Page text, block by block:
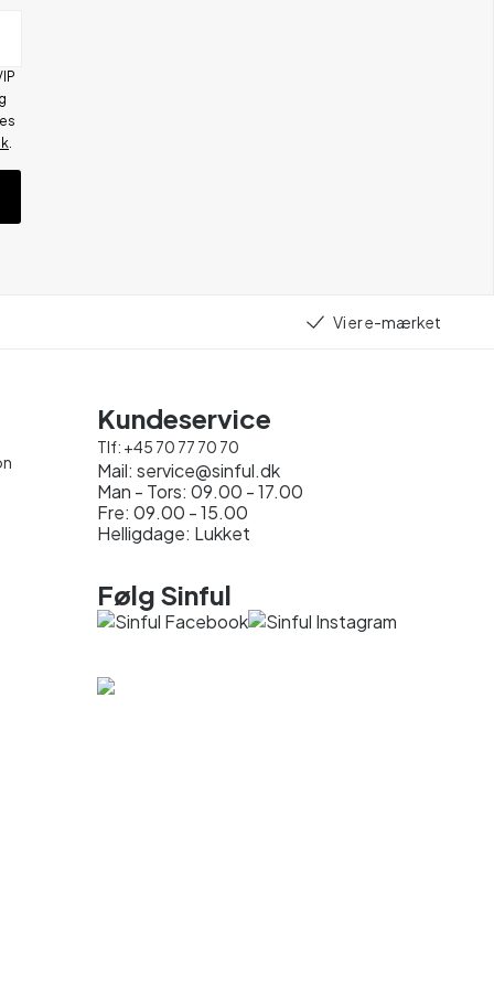
Vi er e-mærket
Kundeservice
Tlf: +45 70 77 70 70
Mail: service@sinful.dk
Man - Tors: 09.00 - 17.00
Fre: 09.00 - 15.00
Helligdage: Lukket
Følg Sinful